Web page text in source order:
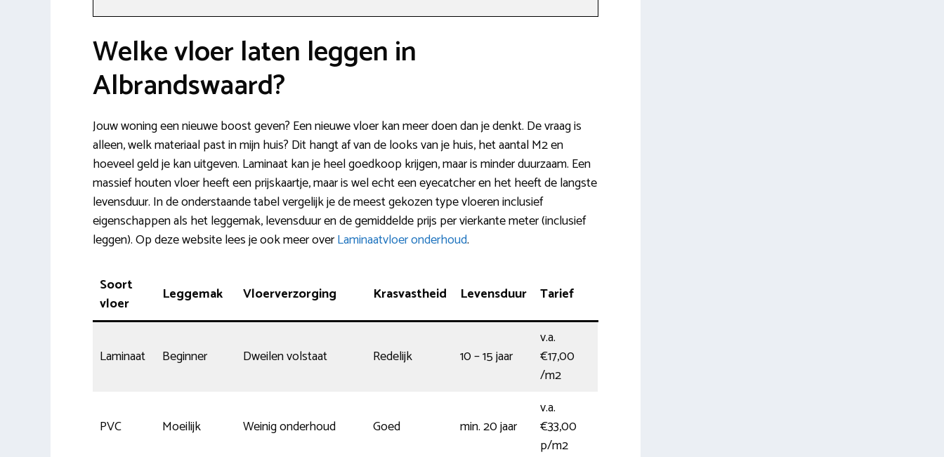
Welke vloer laten leggen in
Albrandswaard?
Jouw woning een nieuwe boost geven? Een nieuwe vloer kan meer doen dan je denkt. De vraag is
alleen, welk materiaal past in mijn huis? Dit hangt af van de looks van je huis, het aantal M2 en
hoeveel geld je kan uitgeven. Laminaat kan je heel goedkoop krijgen, maar is minder duurzaam. Een
massief houten vloer heeft een prijskaartje, maar is wel echt een eyecatcher en het heeft de langste
levensduur. In de onderstaande tabel vergelijk je de meest gekozen type vloeren inclusief
eigenschappen als het leggemak, levensduur en de gemiddelde prijs per vierkante meter (inclusief
leggen). Op deze website lees je ook meer overLaminaatvloer onderhoud.
Soort
vloer
Leggemak Vloerverzorging Krasvastheid Levensduur Tarief
Laminaat Beginner Dweilen volstaat Redelijk 10 – 15 jaar
v.a.
€17,00
/m2
PVC Moeilijk Weinig onderhoud Goed min. 20 jaar
v.a.
€33,00
p/m2